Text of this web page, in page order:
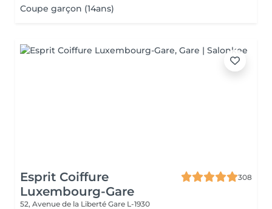
Coupe garçon (14ans)
Esprit Coiffure
Luxembourg-Gare
308
52, Avenue de la Liberté Gare L-1930